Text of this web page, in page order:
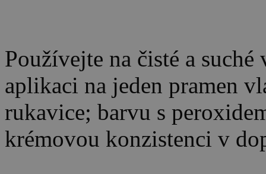
Používejte na čisté a
aplikaci na jeden pramen
rukavice; barvu s
krémovou konzistenci v